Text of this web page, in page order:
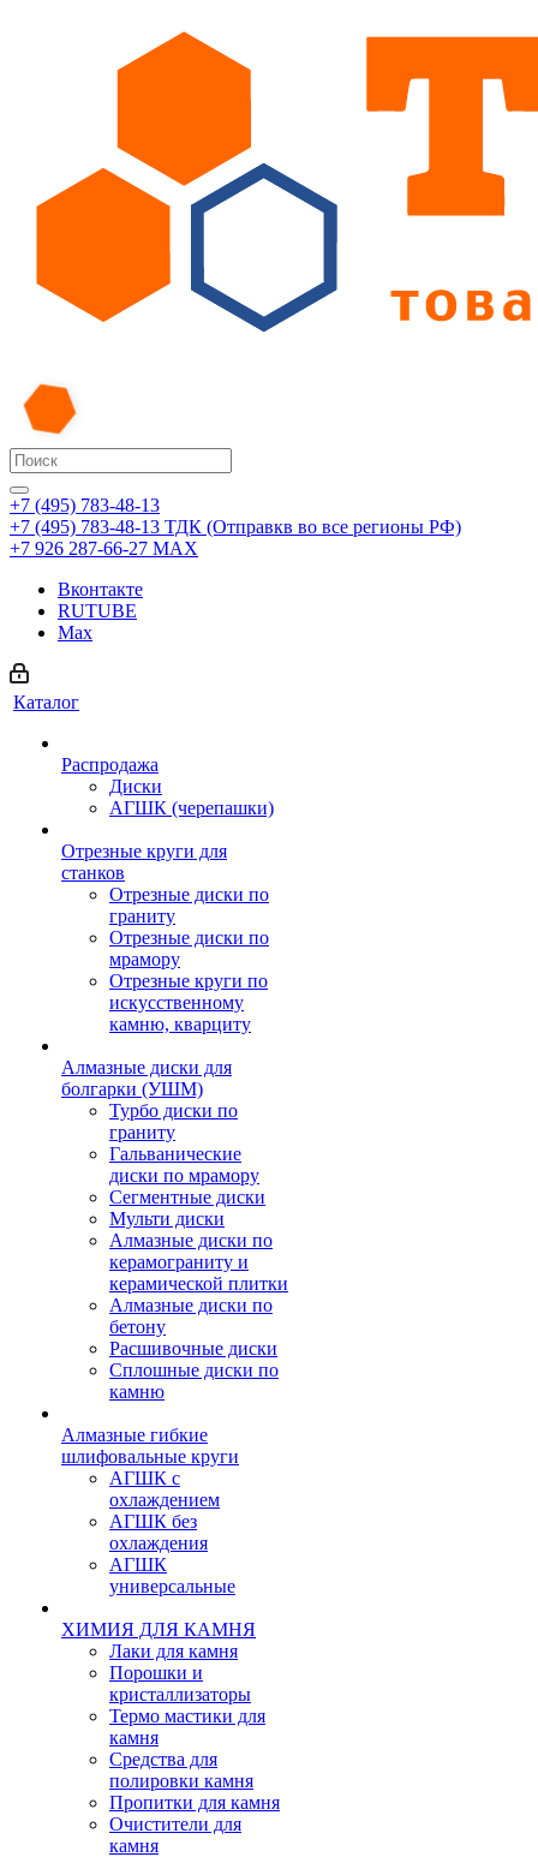
+7 (495) 783-48-13
+7 (495) 783-48-13 ТДК (Отправкв во все регионы РФ)
+7 926 287-66-27 МАХ
Вконтакте
RUTUBE
Max
Каталог
Распродажа
Диски
АГШК (черепашки)
Отрезные круги для
станков
Отрезные диски по
граниту
Отрезные диски по
мрамору
Отрезные круги по
искусственному
камню, кварциту
Алмазные диски для
болгарки (УШМ)
Турбо диски по
граниту
Гальванические
диски по мрамору
Сегментные диски
Мульти диски
Алмазные диски по
керамограниту и
керамической плитки
Алмазные диски по
бетону
Расшивочные диски
Сплошные диски по
камню
Алмазные гибкие
шлифовальные круги
АГШК с
охлаждением
АГШК без
охлаждения
АГШК
универсальные
ХИМИЯ ДЛЯ КАМНЯ
Лаки для камня
Порошки и
кристаллизаторы
Термо мастики для
камня
Средства для
полировки камня
Пропитки для камня
Очистители для
камня